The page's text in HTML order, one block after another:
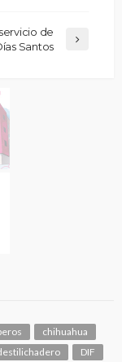
de
Santos
chihuahua
DIF